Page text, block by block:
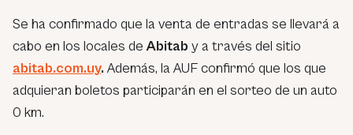
Se ha confirmado que la venta de entradas se llevará a
cabo en los locales deAbitab y a través del sitio
abitab.com.uy. Además, la AUF confirmó que los que
adquieran boletos participarán en el sorteo de un auto
0 km.